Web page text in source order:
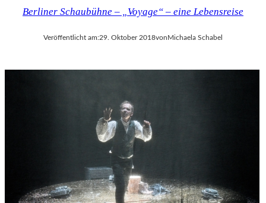
Berliner Schaubühne – „Voyage“ – eine Lebensreise
Veröffentlicht am:29. Oktober 2018von Michaela Schabel